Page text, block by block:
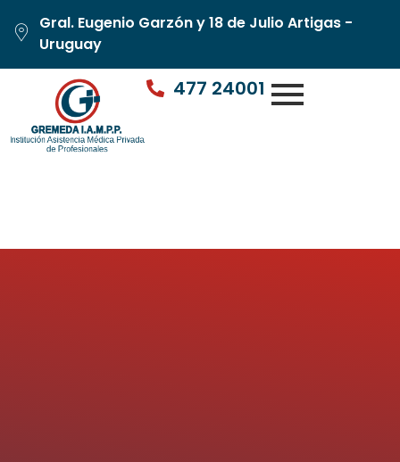
Gral. Eugenio Garzón y 18 de Julio Artigas -
Uruguay
477 24001